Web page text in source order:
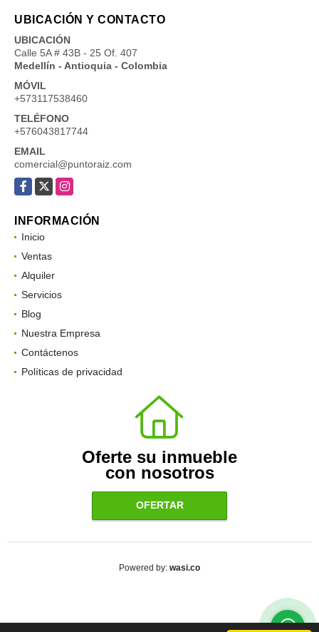
UBICACIÓN Y CONTACTO
UBICACIÓN
Calle 5A # 43B - 25 Of. 407
Medellín - Antioquia - Colombia
MÓVIL
+573117538460
TELÉFONO
+576043817744
EMAIL
comercial@puntoraiz.com
Facebook
X Instagram
INFORMACIÓN
Inicio
Ventas
Alquiler
Servicios
Blog
Nuestra Empresa
Contáctenos
Políticas de privacidad
Oferte su inmueble
con nosotros
OFERTAR
Powered by: wasi.co